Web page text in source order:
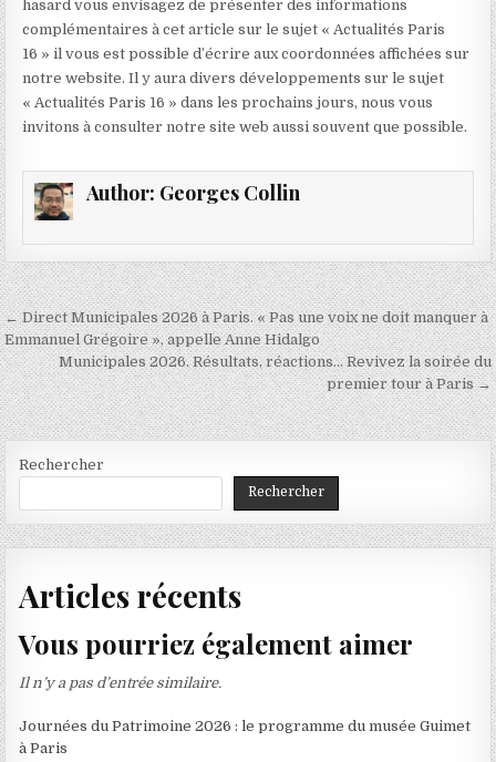
hasard vous envisagez de présenter des informations
complémentaires à cet article sur le sujet « Actualités Paris
16 » il vous est possible d’écrire aux coordonnées affichées sur
notre website. Il y aura divers développements sur le sujet
« Actualités Paris 16 » dans les prochains jours, nous vous
invitons à consulter notre site web aussi souvent que possible.
Author: Georges Collin
Navigation
de
l’article
← Direct Municipales 2026 à Paris. « Pas une voix ne doit manquer à
Emmanuel Grégoire », appelle Anne Hidalgo
Municipales 2026. Résultats, réactions… Revivez la soirée du
premier tour à Paris →
Rechercher
Rechercher
Articles récents
Vous pourriez également aimer
Il n’y a pas d’entrée similaire.
Journées du Patrimoine 2026 : le programme du musée Guimet
à Paris